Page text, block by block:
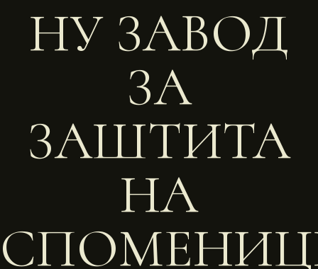
НУ ЗАВОД
ЗА
ЗАШТИТА
НА